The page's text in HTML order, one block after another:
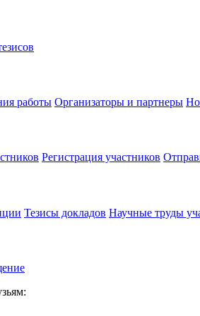
работы Организаторы и партнеры
Регистрация участников
Тезисы докладов Научные труды